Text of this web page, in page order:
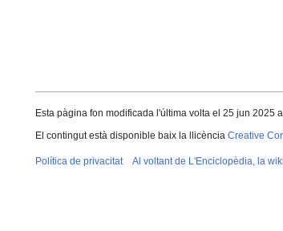
Esta pàgina fon modificada l'última volta el 25 jun 2025
El contingut està disponible baix la llicència Creative
Política de privacitat Al voltant de L'Enciclopèdia, la